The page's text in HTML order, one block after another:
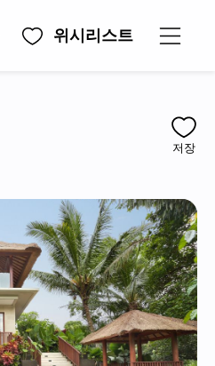
위시리스트
저장